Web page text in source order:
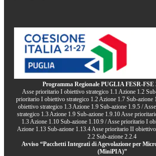
Programma Regionale PUGLIA FESR-FSE
Asse prioritario I obiettivo strategico 1.1 Azione 1.2
prioritario I obiettivo strategico 1.2 Azione 1.7 Sub-azione
obiettivo strategico 1.3 Azione 1.9 Sub-azione 1.9.5 /
strategico 1.3 Azione 1.9 Sub-azione 1.9.10 Asse
1.3 Azione 1.10 Sub-azione 1.10.9 / Asse prioritario I
Azione 1.13 Sub-azione 1.13.4 Asse prioritario II
2.2 Sub-azione 2.2.4
Avviso “Pacchetti Integrati di Agevolazione per
(MiniPIA)”